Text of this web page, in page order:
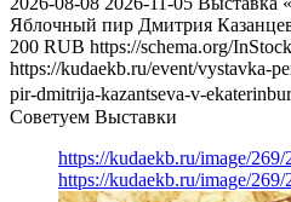
Яблочный пир Дмитрия
200 RUB https://schema.org/InStock
https://kudaekb.ru/event/vystavka-
pir-dmitrija-kazantseva-v-
Советуем Выставки
https://kudaekb.ru/image/
https://kudaekb.ru/image/